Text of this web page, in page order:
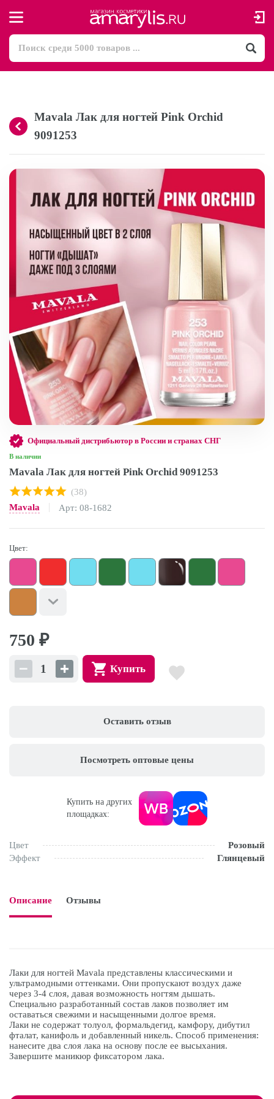
Mavala Лак для ногтей Pink Orchid
9091253
Оставить отзыв
Посмотреть оптовые цены
Купить на других
площадках:
Цвет
Розовый
Эффект
Глянцевый
Официальный дистрибьютор в России и странах СНГ
В наличии
Mavala Лак для ногтей Pink Orchid 9091253
(38)
Mavala
Арт: 08-1682
750 ₽
Купить
Цвет:
Описание Отзывы
Лаки для ногтей Mavala представлены классическими и
ультрамодными оттенками. Они пропускают воздух даже
через 3-4 слоя, давая возможность ногтям дышать.
Специально разработанный состав лаков позволяет им
оставаться свежими и насыщенными долгое время.
Лаки не содержат толуол, формальдегид, камфору, дибутил
фталат, канифоль и добавленный никель. Способ применения:
нанесите два слоя лака на основу после ее высыхания.
Завершите маникюр фиксатором лака.